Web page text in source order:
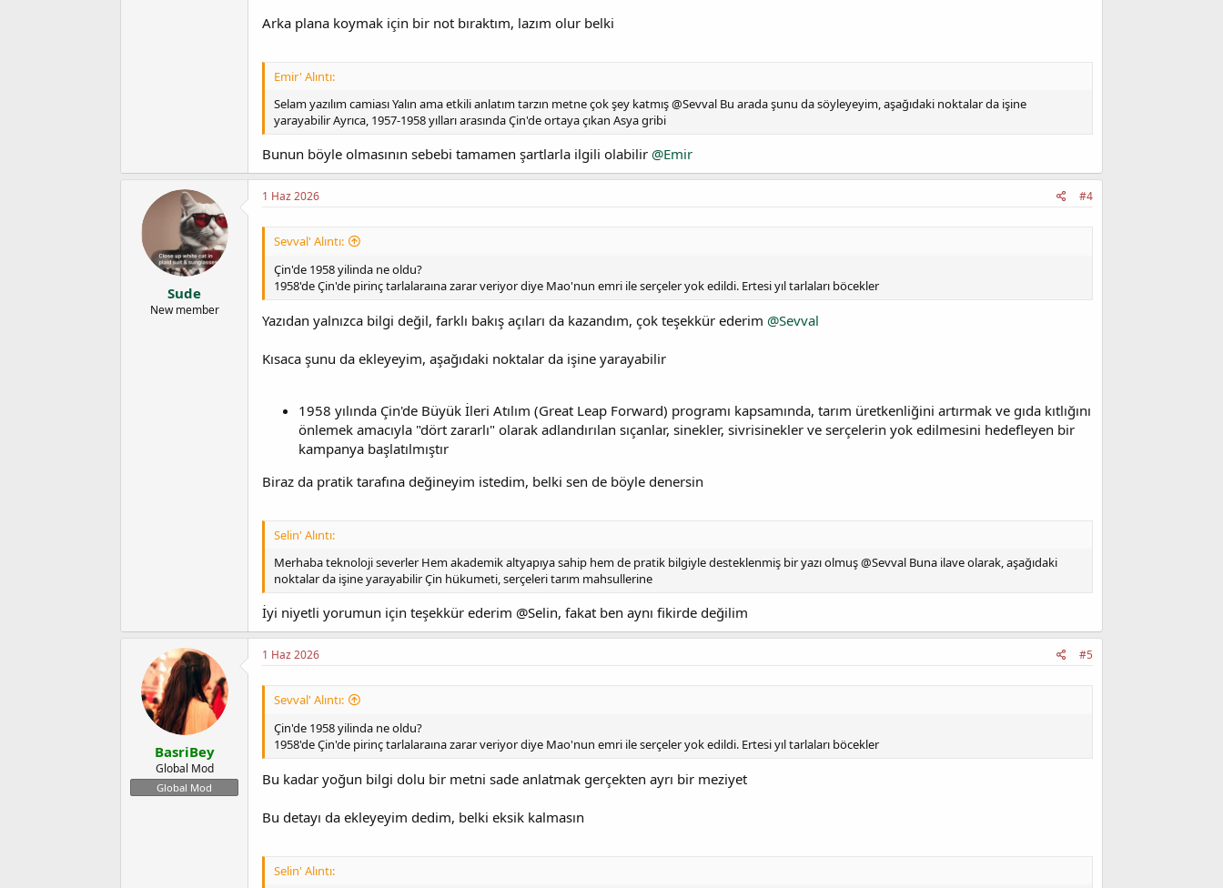
Arka plana koymak için bir not bıraktım, lazım olur belki
Emir' Alıntı:
Selam yazılım camiası Yalın ama etkili anlatım tarzın metne çok şey katmış @Sevval Bu arada şunu da söyleyeyim, aşağıdaki noktalar da işine
yarayabilir Ayrıca, 1957-1958 yılları arasında Çin'de ortaya çıkan Asya gribi
Bunun böyle olmasının sebebi tamamen şartlarla ilgili olabilir @Emir
Sude
New member
1 Haz 2026 #4
Sevval' Alıntı:
Çin'de 1958 yilinda ne oldu?
1958'de Çin'de pirinç tarlalaraına zarar veriyor diye Mao'nun emri ile serçeler yok edildi. Ertesi yıl tarlaları böcekler
Yazıdan yalnızca bilgi değil, farklı bakış açıları da kazandım, çok teşekkür ederim @Sevval
Kısaca şunu da ekleyeyim, aşağıdaki noktalar da işine yarayabilir
1958 yılında Çin'de Büyük İleri Atılım (Great Leap Forward) programı kapsamında, tarım üretkenliğini artırmak ve gıda kıtlığını
önlemek amacıyla "dört zararlı" olarak adlandırılan sıçanlar, sinekler, sivrisinekler ve serçelerin yok edilmesini hedefleyen bir
kampanya başlatılmıştır
Biraz da pratik tarafına değineyim istedim, belki sen de böyle denersin
Selin' Alıntı:
Merhaba teknoloji severler Hem akademik altyapıya sahip hem de pratik bilgiyle desteklenmiş bir yazı olmuş @Sevval Buna ilave olarak, aşağıdaki
noktalar da işine yarayabilir Çin hükumeti, serçeleri tarım mahsullerine
İyi niyetli yorumun için teşekkür ederim @Selin, fakat ben aynı fikirde değilim
BasriBey
Global Mod
Global Mod
1 Haz 2026 #5
Sevval' Alıntı:
Çin'de 1958 yilinda ne oldu?
1958'de Çin'de pirinç tarlalaraına zarar veriyor diye Mao'nun emri ile serçeler yok edildi. Ertesi yıl tarlaları böcekler
Bu kadar yoğun bilgi dolu bir metni sade anlatmak gerçekten ayrı bir meziyet
Bu detayı da ekleyeyim dedim, belki eksik kalmasın
Selin' Alıntı: